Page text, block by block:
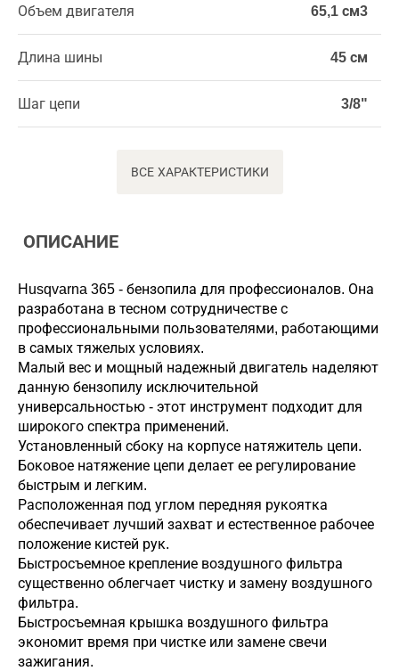
Объем двигателя 65,1 см3
Длина шины 45 см
Шаг цепи 3/8"
ВСЕ ХАРАКТЕРИСТИКИ
ОПИСАНИЕ
Husqvarna 365 - бензопила для профессионалов. Она
разработана в тесном сотрудничестве с
профессиональными пользователями, работающими
в самых тяжелых условиях.
Малый вес и мощный надежный двигатель наделяют
данную бензопилу исключительной
универсальностью - этот инструмент подходит для
широкого спектра применений.
Установленный сбоку на корпусе натяжитель цепи.
Боковое натяжение цепи делает ее регулирование
быстрым и легким.
Расположенная под углом передняя рукоятка
обеспечивает лучший захват и естественное рабочее
положение кистей рук.
Быстросъемное крепление воздушного фильтра
существенно облегчает чистку и замену воздушного
фильтра.
Быстросъемная крышка воздушного фильтра
экономит время при чистке или замене свечи
зажигания.